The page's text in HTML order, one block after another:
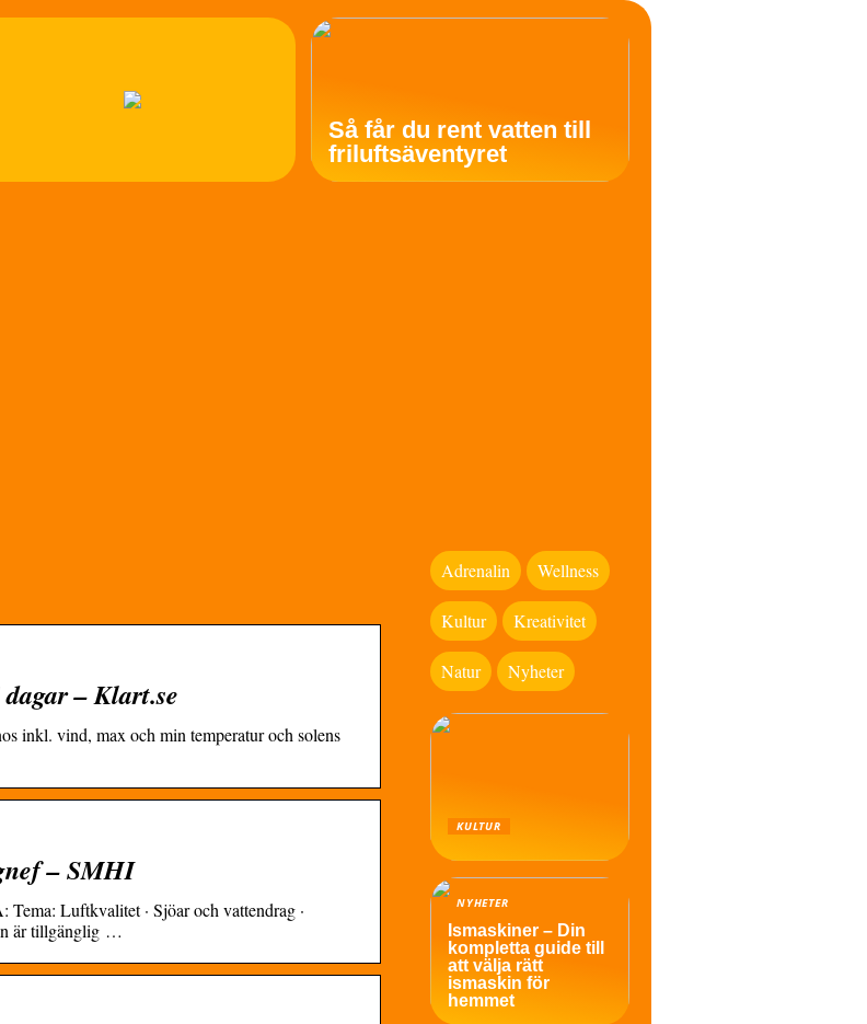
Så får du rent vatten till
friluftsäventyret
– Klart.se
inkl. vind, max och min temperatur och solens
– SMHI
Luftkvalitet · Sjöar och vattendrag ·
är tillgänglig …
Adrenalin Wellness
Kultur Kreativitet
Natur Nyheter
KULTUR
NYHETER
Ismaskiner – Din
kompletta guide till
att välja rätt
ismaskin för
hemmet